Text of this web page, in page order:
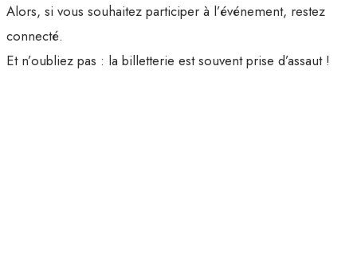
Alors, si vous souhaitez participer à l’événement, restez
connecté.
Et n’oubliez pas : la billetterie est souvent prise d’assaut !